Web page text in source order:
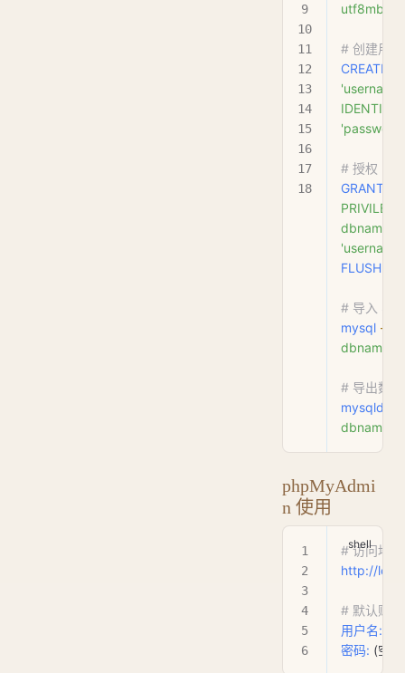
# 创建用户
CREATE
'password'
# 授权
GRANT
dbname.
FLUSH
# 导入
mysql -u
dbname
# 导出数
dbname
phpMyAdmi
n 使用
# 访问地址
http://
# 默认账号
用户名:
密码: (空)